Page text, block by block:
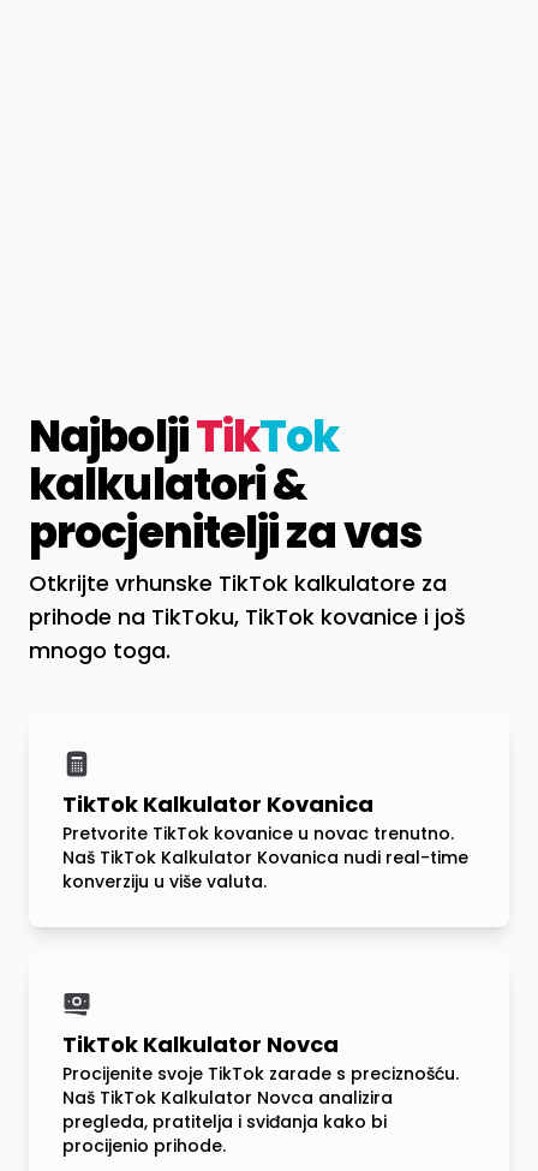
NajboljiTikTok
kalkulatori &
procjenitelji za vas
Otkrijte vrhunske TikTok kalkulatore za
prihode na TikToku, TikTok kovanice i još
mnogo toga.
TikTok Kalkulator Kovanica
Pretvorite TikTok kovanice u novac trenutno.
Naš TikTok Kalkulator Kovanica nudi real-time
konverziju u više valuta.
TikTok Kalkulator Novca
Procijenite svoje TikTok zarade s preciznošću.
Naš TikTok Kalkulator Novca analizira
pregleda, pratitelja i sviđanja kako bi
procijenio prihode.